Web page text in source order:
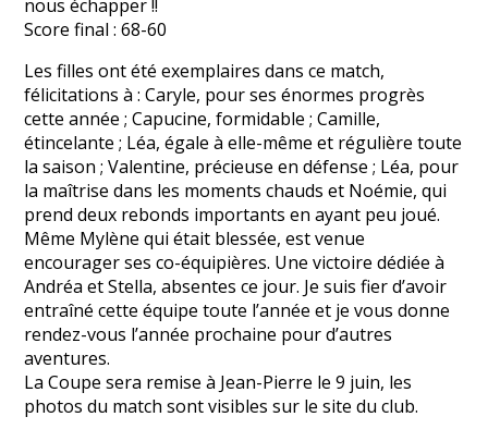
nous échapper !!
Score final : 68-60
Les filles ont été exemplaires dans ce match,
félicitations à : Caryle, pour ses énormes progrès
cette année ; Capucine, formidable ; Camille,
étincelante ; Léa, égale à elle-même et régulière toute
la saison ; Valentine, précieuse en défense ; Léa, pour
la maîtrise dans les moments chauds et Noémie, qui
prend deux rebonds importants en ayant peu joué.
Même Mylène qui était blessée, est venue
encourager ses co-équipières. Une victoire dédiée à
Andréa et Stella, absentes ce jour. Je suis fier d’avoir
entraîné cette équipe toute l’année et je vous donne
rendez-vous l’année prochaine pour d’autres
aventures.
La Coupe sera remise à Jean-Pierre le 9 juin, les
photos du match sont visibles sur le site du club.